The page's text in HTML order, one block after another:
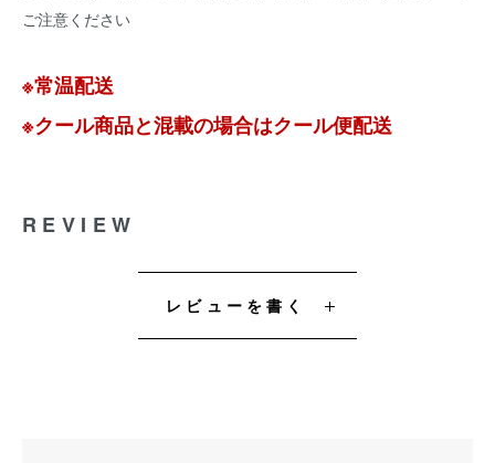
ご注意ください
※常温配送
※クール商品と混載の場合はクール便配送
REVIEW
レビューを書く